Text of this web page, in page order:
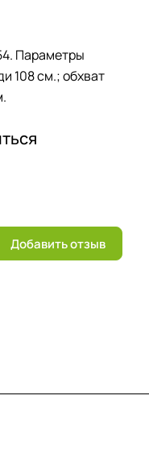
Параметры
108 см.; обхват
Добавить отзыв